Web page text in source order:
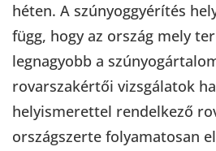
héten. A szúnyoggyérítés
függ, hogy az ország mely
legnagyobb a
rovarszakértői vizsgálatok
helyismerettel rendelkező
országszerte folyamatosan